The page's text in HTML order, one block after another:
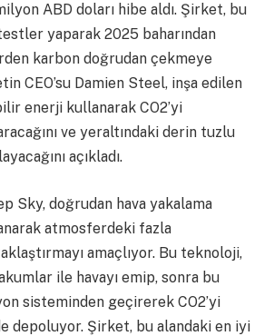
ABD doları hibe aldı. Şirket, bu
yaparak 2025 baharından
karbon doğrudan çekmeye
CEO’su Damien Steel, inşa edilen
enerji kullanarak CO2’yi
ve yeraltındaki derin tuzlu
açıkladı.
Sky, doğrudan hava yakalama
atmosferdeki fazla
amaçlıyor. Bu teknoloji,
ile havayı emip, sonra bu
sisteminden geçirerek CO2’yi
depoluyor. Şirket, bu alandaki en iyi